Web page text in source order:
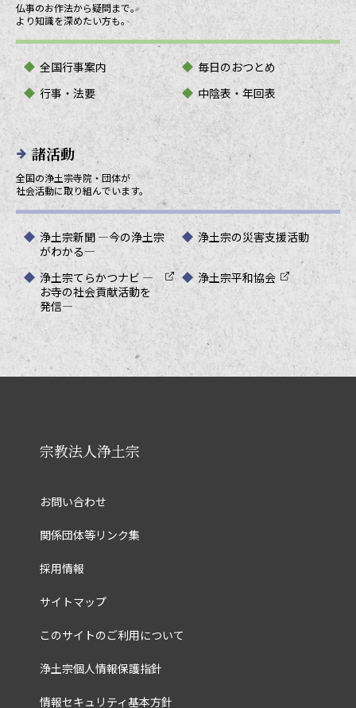
仏事のお作法から疑問まで。
より知識を深めたい方も。
全国行事案内
毎日のおつとめ
行事・法要
中陰表・年回表
諸活動
全国の浄土宗寺院・団体が
社会活動に取り組んでいます。
浄土宗新聞 ―今の浄土宗
がわかる―
浄土宗の災害支援活動
浄土宗てらかつナビ ―
お寺の社会貢献活動を
発信―
浄土宗平和協会
宗教法人浄土宗
お問い合わせ
関係団体等リンク集
採用情報
サイトマップ
このサイトのご利用について
浄土宗個人情報保護指針
情報セキュリティ基本方針